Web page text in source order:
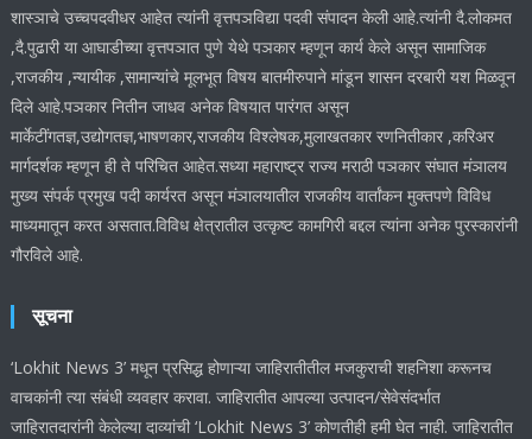
शास्ञाचे उच्चपदवीधर आहेत त्यांनी वृत्तपञविद्या पदवी संपादन केली आहे.त्यांनी दै.लोकमत
,दै.पुढारी या आघाडीच्या वृत्तपञात पुणे येथे पञकार म्हणून कार्य केले असून सामाजिक
,राजकीय ,न्यायीक ,सामान्यांचे मूलभूत विषय बातमीरुपाने मांडून शासन दरबारी यश मिळवून
दिले आहे.पञकार नितीन जाधव अनेक विषयात पारंगत असून
मार्केटींगतज्ञ,उद्योगतज्ञ,भाषणकार,राजकीय विश्लेषक,मुलाखतकार रणनितीकार ,करिअर
मार्गदर्शक म्हणून ही ते परिचित आहेत.सध्या महाराष्ट्र राज्य मराठी पञकार संघात मंञालय
मुख्य संपर्क प्रमुख पदी कार्यरत असून मंञालयातील राजकीय वार्तांकन मुक्तपणे विविध
माध्यमातून करत असतात.विविध क्षेत्रातील उत्कृष्ट कामगिरी बद्दल त्यांना अनेक पुरस्कारांनी
गौरविले आहे.
सूचना
‘Lokhit News 3’ मधून प्रसिद्ध होणाऱ्या जाहिरातीतील मजकुराची शहनिशा करूनच
वाचकांनी त्या संबंधी व्यवहार करावा. जाहिरातीत आपल्या उत्पादन/सेवेसंदर्भात
जाहिरातदारांनी केलेल्या दाव्यांची ‘Lokhit News 3’ कोणतीही हमी घेत नाही. जाहिरातीत